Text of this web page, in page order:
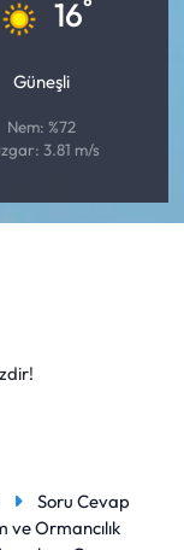
16°
Güneşli
Nem: %72
3.81 m/s
Soru Cevap
ve Ormancılık